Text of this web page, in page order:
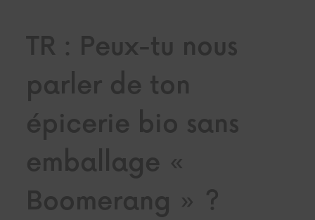
TR : Peux-tu nous
parler de ton
épicerie bio sans
emballage «
Boomerang » ?